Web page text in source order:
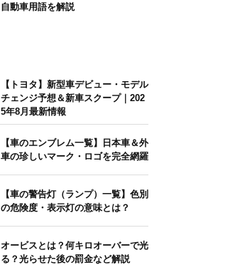
自動車用語を解説
【トヨタ】新型車デビュー・モデル
チェンジ予想＆新車スクープ｜202
5年8月最新情報
【車のエンブレム一覧】日本車＆外
車の珍しいマーク・ロゴを完全網羅
【車の警告灯（ランプ）一覧】色別
の危険度・表示灯の意味とは？
オービスとは？何キロオーバーで光
る？光らせた後の罰金など解説